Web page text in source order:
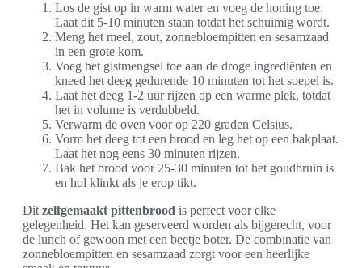
Los de gist op in warm water en voeg de honing toe.
Laat dit 5-10 minuten staan totdat het schuimig wordt.
Meng het meel, zout, zonnebloempitten en sesamzaad
in een grote kom.
Voeg het gistmengsel toe aan de droge ingrediënten en
kneed het deeg gedurende 10 minuten tot het soepel is.
Laat het deeg 1-2 uur rijzen op een warme plek, totdat
het in volume is verdubbeld.
Verwarm de oven voor op 220 graden Celsius.
Vorm het deeg tot een brood en leg het op een bakplaat.
Laat het nog eens 30 minuten rijzen.
Bak het brood voor 25-30 minuten tot het goudbruin is
en hol klinkt als je erop tikt.
Dit zelfgemaakt pittenbrood is perfect voor elke
gelegenheid. Het kan geserveerd worden als bijgerecht, voor
de lunch of gewoon met een beetje boter. De combinatie van
zonnebloempitten en sesamzaad zorgt voor een heerlijke